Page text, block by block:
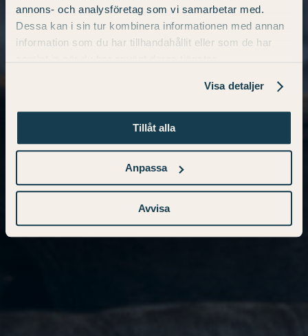
annons- och analysföretag som vi samarbetar med.
Dessa kan i sin tur kombinera informationen med annan
information som du har tillhandahållit eller som de har
Visa detaljer
Tillåt alla
Anpassa
Avvisa